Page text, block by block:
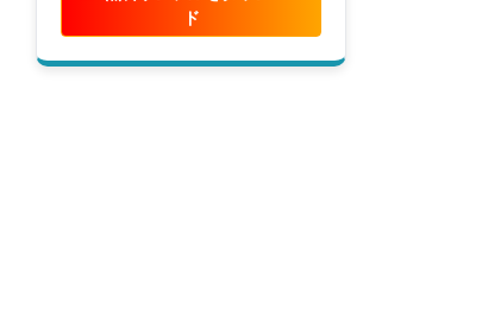
ド